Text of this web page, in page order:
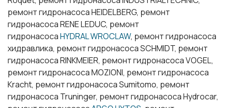
ремонт гидронасоса HEIDELBERG, ремонт
гидронасоса RENE LEDUC, ремонт
гидронасосаHYDRAL WROCLAW, ремонт гидронасоса
хидравлика, ремонт гидронасоса SCHMIDT, ремонт
гидронасоса RINKMEIER, ремонт гидронасоса VOGEL,
ремонт гидронасоса MOZIONI, ремонт гидронасоса
Kracht, ремонт гидронасоса Sumitomo, ремонт
гидронасоса Truninger, ремонт гидронасоса Hydrocar,